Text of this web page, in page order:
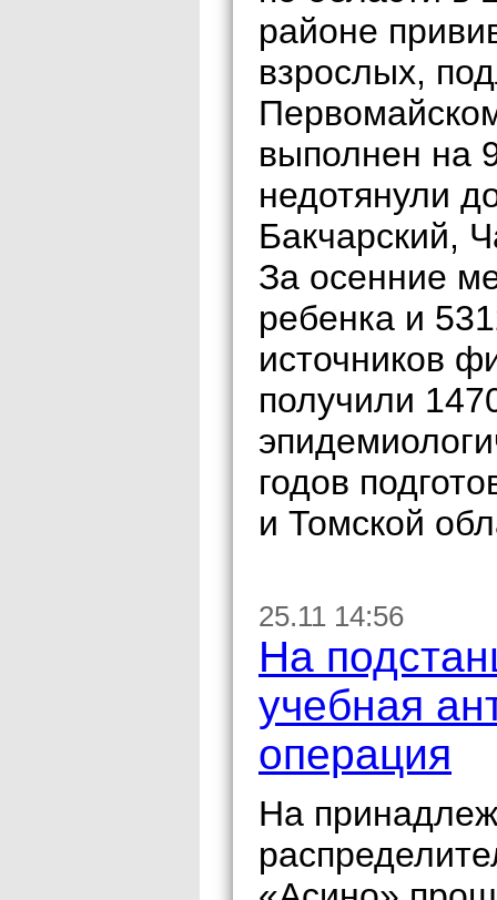
районе
взрослых,
выполнен на
недотянули
Бакчарский,
За осенние
ребенка и
источников
получили
годов
и Томской
25.11 14:56
На
учебная
операция
На